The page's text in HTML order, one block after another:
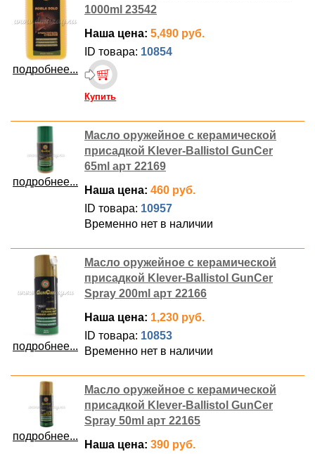
подробнее...
1000ml 23542
Наша цена: 5,490 руб.
ID товара: 10854
Купить
подробнее...
Масло оружейное с керамической
присадкой Klever-Ballistol GunCer
65ml арт 22169
Наша цена: 460 руб.
ID товара: 10957
Временно нет в наличии
подробнее...
Масло оружейное с керамической
присадкой Klever-Ballistol GunCer
Spray 200ml арт 22166
Наша цена: 1,230 руб.
ID товара: 10853
Временно нет в наличии
подробнее...
Масло оружейное с керамической
присадкой Klever-Ballistol GunCer
Spray 50ml арт 22165
Наша цена: 390 руб.